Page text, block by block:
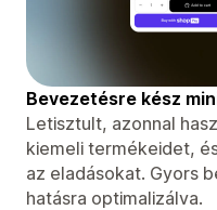
Bevezetésre kész
Letisztult, azonnal
kiemeli termékeidet,
az eladásokat. Gyors
hatásra optimalizálva.